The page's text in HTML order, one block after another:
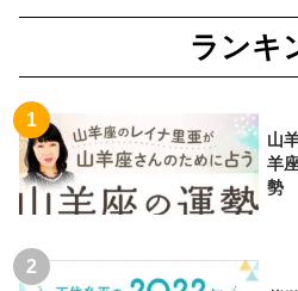
ランキ
山
羊
勢